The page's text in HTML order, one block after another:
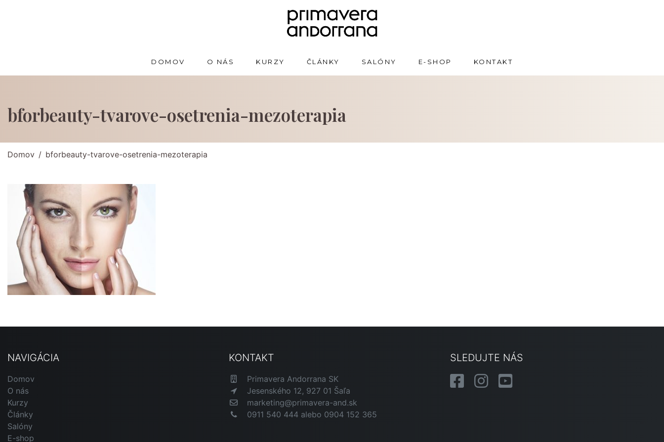
DOMOV O NÁS KURZY ČLÁNKY SALÓNY E-SHOP KONTAKT
bforbeauty-tvarove-osetrenia-mezoterapia
Domov bforbeauty-tvarove-osetrenia-mezoterapia
NAVIGÁCIA
Domov
O nás
Kurzy
Články
Salóny
E-shop
KONTAKT
Primavera Andorrana SK
Jesenského 12, 927 01 Šaľa
marketing@primavera-and.sk
0911 540 444 alebo 0904 152 365
SLEDUJTE NÁS